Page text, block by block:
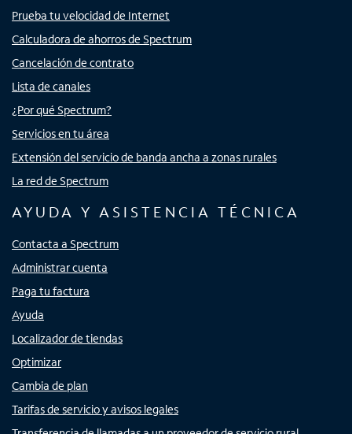
Prueba tu velocidad de Internet
Calculadora de ahorros de Spectrum
Cancelación de contrato
Lista de canales
¿Por qué Spectrum?
Servicios en tu área
Extensión del servicio de banda ancha a zonas rurales
La red de Spectrum
AYUDA Y ASISTENCIA TÉCNICA
Contacta a Spectrum
Administrar cuenta
Paga tu factura
Ayuda
Localizador de tiendas
Optimizar
Cambia de plan
Tarifas de servicio y avisos legales